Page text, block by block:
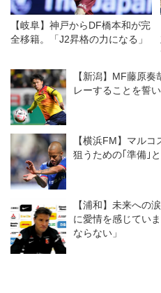
【岐阜】神戸からDF橋本和が完
全移籍。「J2昇格の力になる」
【新潟】MF藤原
レーすることを誓
【横浜FM】マル
狙うための｢準備｣
【浦和】未来への
に愛情を感じてい
ならない」